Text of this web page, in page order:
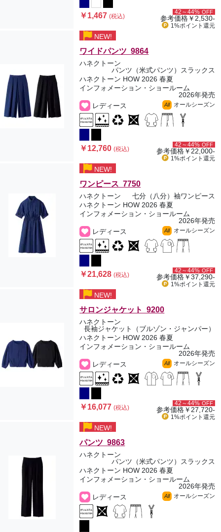
￥1,467(税込)
42～44% OFF
参考価格￥2,530-
1%ポイント 還元
NEW!
ワイドパンツ 9864
ハネクトーン
パンツ（米式パンツ）スラックス
ハネクトーン HOW 2026 春夏
インフォメーション・ショールーム
2026年発売
レディース
All オールシーズン
￥12,760(税込)
42～44% OFF
参考価格￥22,000-
1%ポイント 還元
NEW!
ワンピース 7750
ハネクトーン
七分（八分）袖ワンピース
ハネクトーン HOW 2026 春夏
インフォメーション・ショールーム
2026年発売
レディース
All オールシーズン
￥21,628(税込)
42～44% OFF
参考価格￥37,290-
1%ポイント 還元
NEW!
サロンジャケット 9200
ハネクトーン
長袖ジャケット（ブルゾン・ジャンパー）
ハネクトーン HOW 2026 春夏
インフォメーション・ショールーム
2026年発売
レディース
All オールシーズン
￥16,077(税込)
42～44% OFF
参考価格￥27,720-
1%ポイント 還元
NEW!
パンツ 9863
ハネクトーン
パンツ（米式パンツ）スラックス
ハネクトーン HOW 2026 春夏
インフォメーション・ショールーム
2026年発売
レディース
All オールシーズン